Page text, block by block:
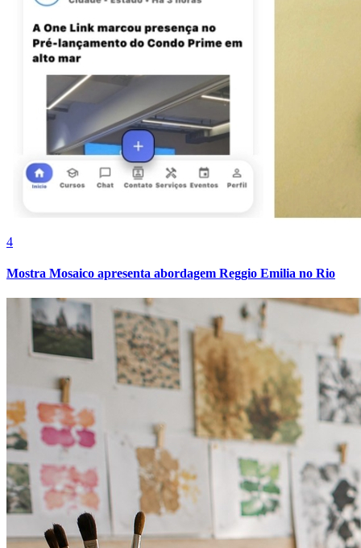
Atlético-MG
4
Mostra Mosaico apresenta abordagem Reggio Emilia no Rio